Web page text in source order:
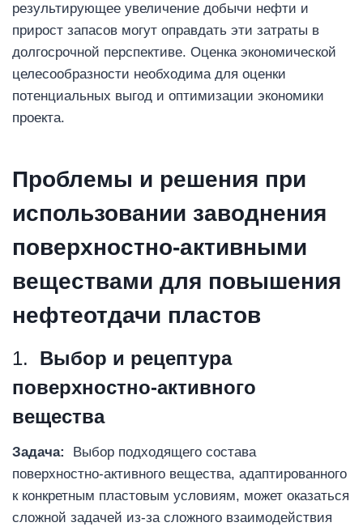
результирующее увеличение добычи нефти и
прирост запасов могут оправдать эти затраты в
долгосрочной перспективе. Оценка экономической
целесообразности необходима для оценки
потенциальных выгод и оптимизации экономики
проекта.
Проблемы и решения при
использовании заводнения
поверхностно-активными
веществами для повышения
нефтеотдачи пластов
1. Выбор и рецептура
поверхностно-активного
вещества
Задача:
Выбор подходящего состава
поверхностно-активного вещества, адаптированного
к конкретным пластовым условиям, может оказаться
сложной задачей из-за сложного взаимодействия